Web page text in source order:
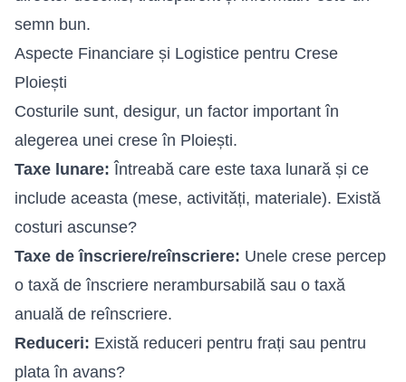
semn bun.
Aspecte Financiare și Logistice pentru Crese
Ploiești
Costurile sunt, desigur, un factor important în
alegerea unei crese în Ploiești.
Taxe lunare: Întreabă care este taxa lunară și ce
include aceasta (mese, activități, materiale). Există
costuri ascunse?
Taxe de înscriere/reînscriere: Unele crese percep
o taxă de înscriere nerambursabilă sau o taxă
anuală de reînscriere.
Reduceri: Există reduceri pentru frați sau pentru
plata în avans?